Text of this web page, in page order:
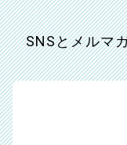
SNSとメルマ